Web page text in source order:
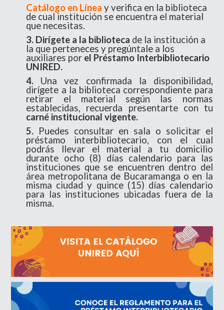
Catálogo en Línea y verifica en la biblioteca
de cual institución se encuentra el material
que necesitas.
3. Dirígete a la biblioteca de la institución a
la que perteneces y pregúntale a los
auxiliares por el Préstamo Interbibliotecario
UNIRED.
4. Una vez confirmada la disponibilidad,
dirígete a la biblioteca correspondiente para
retirar el material según las normas
establecidas, recuerda presentarte con tu
carné institucional vigente.
5. Puedes consultar en sala o solicitar el
préstamo interbibliotecario, con el cual
podrás llevar el material a tu domicilio
durante ocho (8) días calendario para las
instituciones que se encuentren dentro del
área metropolitana de Bucaramanga o en la
misma ciudad y quince (15) días calendario
para las instituciones ubicadas fuera de la
misma.